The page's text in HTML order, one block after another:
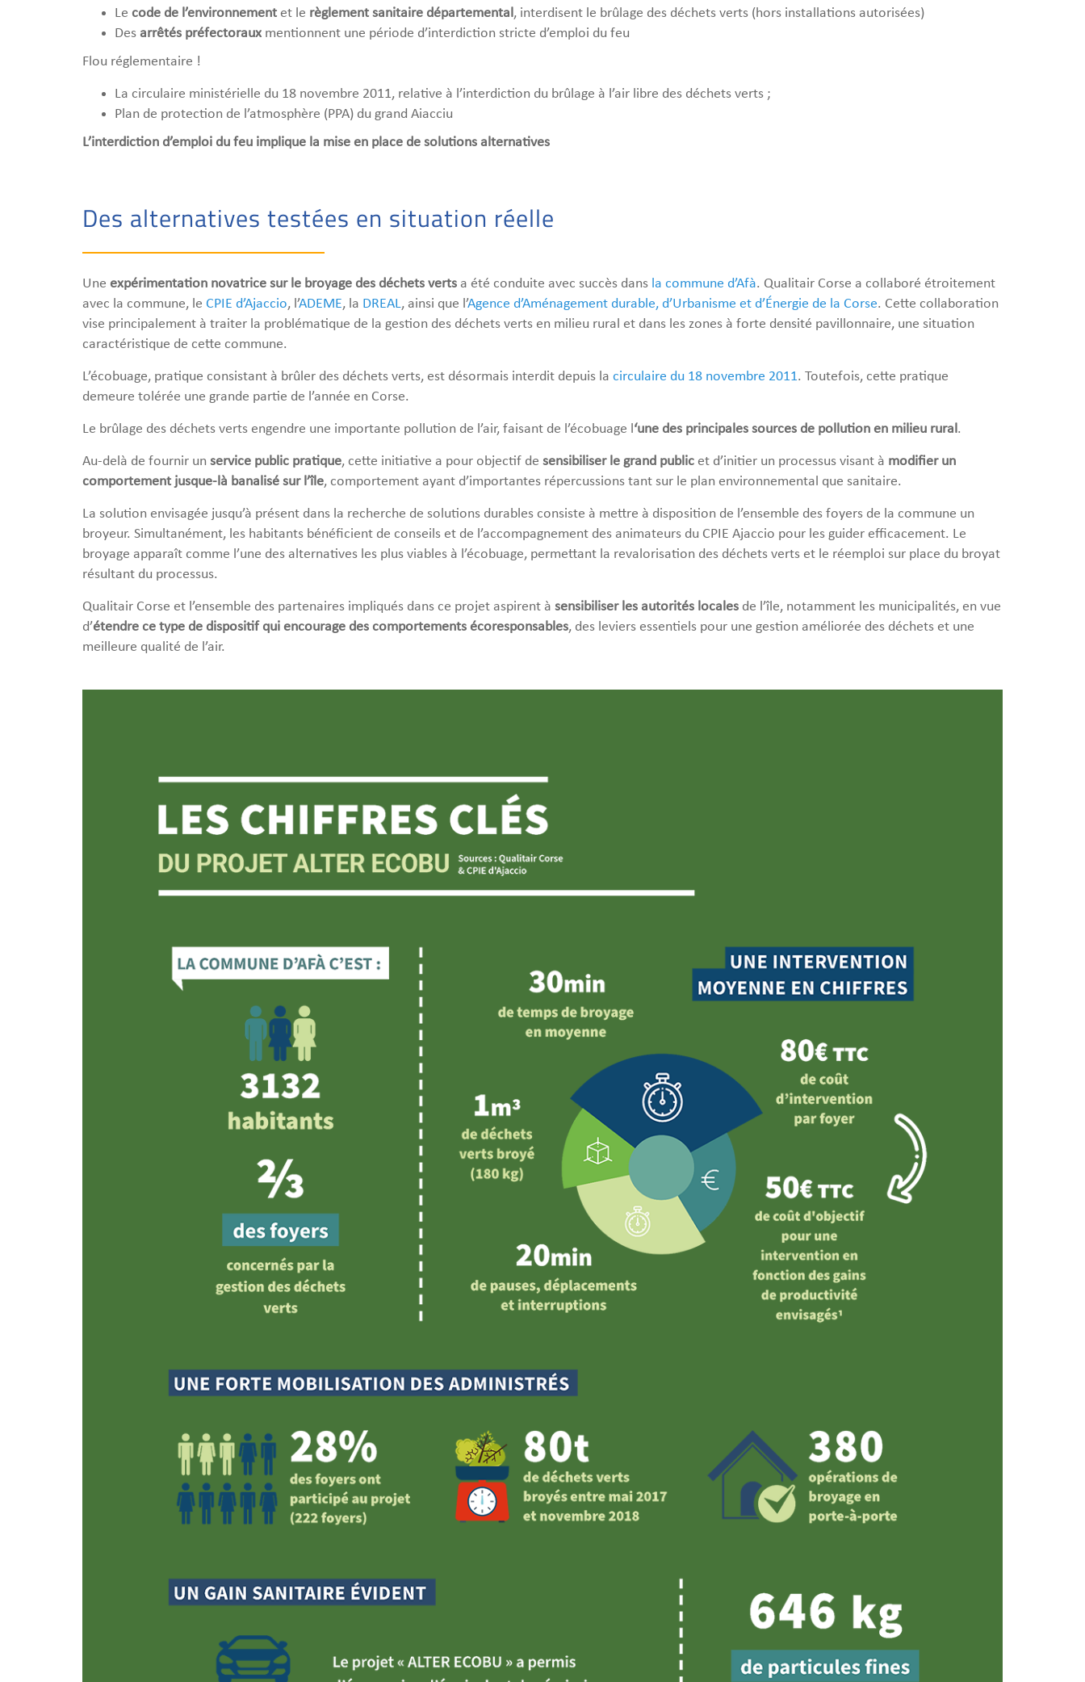
Le code de l’environnement et le règlement sanitaire départemental, interdisent le brûlage des déchets verts (hors installations autorisées)
Des arrêtés préfectoraux mentionnent une période d’interdiction stricte d’emploi du feu
Flou réglementaire !
La circulaire ministérielle du 18 novembre 2011, relative à l’interdiction du brûlage à l’air libre des déchets verts ;
Plan de protection de l’atmosphère (PPA) du grand Aiacciu
L’interdiction d’emploi du feu implique la mise en place de solutions alternatives
Des alternatives testées en situation réelle
Une expérimentation novatrice sur le broyage des déchets verts a été conduite avec succès dans la commune d’Afà. Qualitair Corse a collaboré étroitement
avec la commune, le CPIE d’Ajaccio, l’ADEME, la DREAL, ainsi que l’Agence d’Aménagement durable, d’Urbanisme et d’Énergie de la Corse. Cette collaboration
vise principalement à traiter la problématique de la gestion des déchets verts en milieu rural et dans les zones à forte densité pavillonnaire, une situation
caractéristique de cette commune.
L’écobuage, pratique consistant à brûler des déchets verts, est désormais interdit depuis la circulaire du 18 novembre 2011. Toutefois, cette pratique
demeure tolérée une grande partie de l’année en Corse.
Le brûlage des déchets verts engendre une importante pollution de l’air, faisant de l’écobuage l‘une des principales sources de pollution en milieu rural.
Au-delà de fournir un service public pratique, cette initiative a pour objectif de sensibiliser le grand public et d’initier un processus visant à modifier un
comportement jusque-là banalisé sur l’île, comportement ayant d’importantes répercussions tant sur le plan environnemental que sanitaire.
La solution envisagée jusqu’à présent dans la recherche de solutions durables consiste à mettre à disposition de l’ensemble des foyers de la commune un
broyeur. Simultanément, les habitants bénéficient de conseils et de l’accompagnement des animateurs du CPIE Ajaccio pour les guider efficacement. Le
broyage apparaît comme l’une des alternatives les plus viables à l’écobuage, permettant la revalorisation des déchets verts et le réemploi sur place du broyat
résultant du processus.
Qualitair Corse et l’ensemble des partenaires impliqués dans ce projet aspirent à sensibiliser les autorités locales de l’île, notamment les municipalités, en vue
d’étendre ce type de dispositif qui encourage des comportements écoresponsables, des leviers essentiels pour une gestion améliorée des déchets et une
meilleure qualité de l’air.